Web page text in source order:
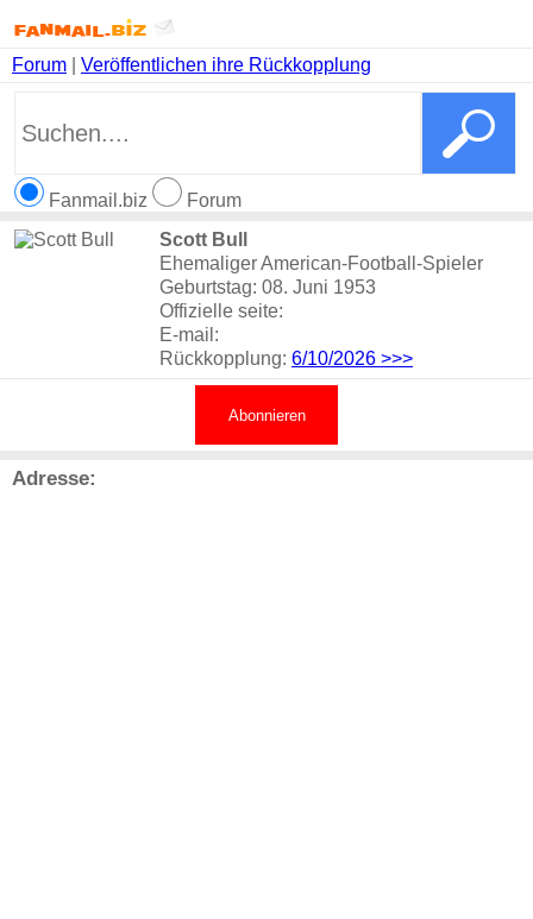
Forum Veröffentlichen ihre Rückkopplung
Fanmail.biz
Forum
Scott Bull
Ehemaliger American-Football-Spieler
Geburtstag: 08. Juni 1953
Offizielle seite:
E-mail:
Rückkopplung: 6/10/2026 >>>
Abonnieren
Adresse: